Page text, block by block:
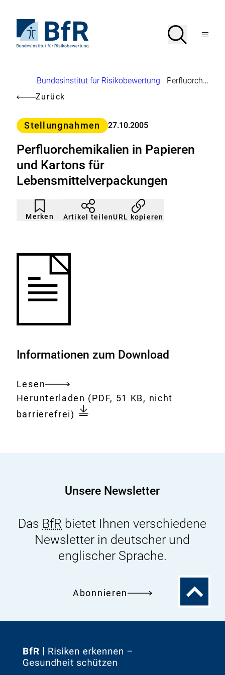
Seiteninhalt
springenStartseite
von
Suche
SucheMenü
Brotkrumennavigation
Bundesinstitut für Risikobewertung
Perfluorchemikalien in Papieren und Kartons für Lebensmittelverpackungen
Zurück
Kategorie
Stellungnahmen 27.10.2005
Perfluorchemikalien in Papieren
und Kartons für
Lebensmittelverpackungen
Merken
Artikel
nicht
gemerkt
Durch
Klicken
der
Artikel teilenURL kopieren
Informationen zum Download
Lesen
Gesamtes
Dokument
Download:
Herunterladen Perfluorchemikalien
in
(PDF, 51 KB, nicht
barrierefrei)
Unsere Newsletter
Das BfR bietet Ihnen verschiedene
Newsletter in deutscher und
englischer Sprache.
Abonnieren
Zum
Zur